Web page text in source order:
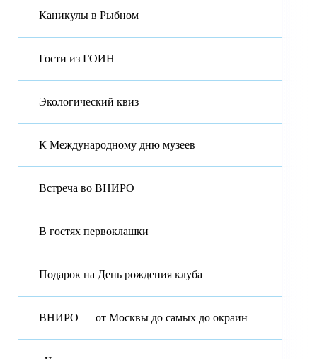
Каникулы в Рыбном
Гости из ГОИН
Экологический квиз
К Международному дню музеев
Встреча во ВНИРО
В гостях первоклашки
Подарок на День рождения клуба
ВНИРО — от Москвы до самых до окраин